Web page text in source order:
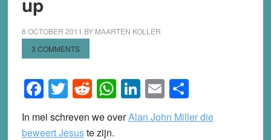
8 OCTOBER 2011 BY MAARTEN KOLLER
3 COMMENTS
Facebook
Twitter
Reddit
WhatsApp
LinkedIn
EmailShare
In mei schreven we overAlan John Miller die
beweert Jesuste zijn.